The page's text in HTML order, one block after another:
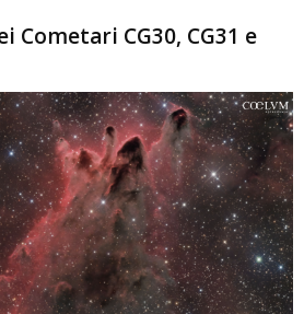
Cometari CG30, CG31 e